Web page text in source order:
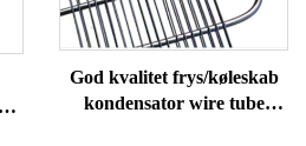
God kvalitet frys/køleskab
kondensator wire tube